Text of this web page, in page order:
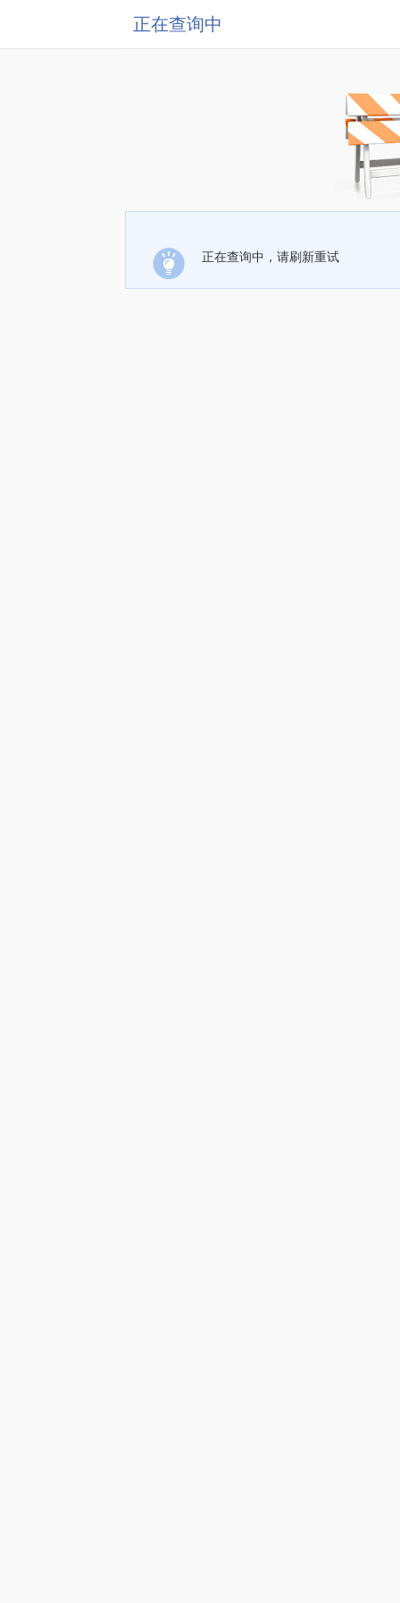
正在查询中
正在查询中，请刷新重试